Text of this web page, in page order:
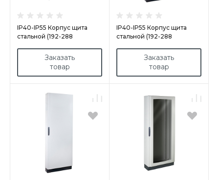
IP40-IP55 Корпус щита
стальной (192-288
Заказать
товар
IP40-IP55 Корпус щита
стальной (192-288
Заказать
товар